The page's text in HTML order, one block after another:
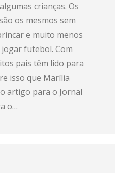
crianças. Os
os mesmos sem
e muito menos
futebol. Com
pais têm lido para
isso que Marília
artigo para o Jornal
o…